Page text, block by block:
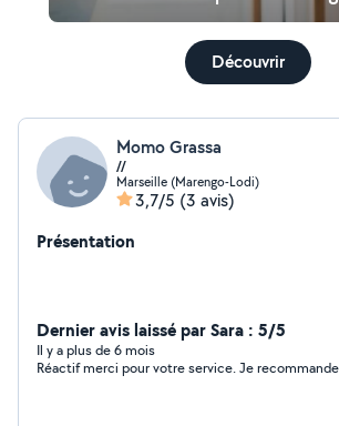
Découvrir
Momo Grassa
//
Marseille (Marengo-Lodi)
3,7/5 (3 avis)
Présentation
Dernier avis laissé par Sara : 5/5
Il y a plus de 6 mois
Réactif merci pour votre service. Je recommande